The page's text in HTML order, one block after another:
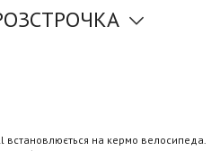
встановлюється на кермо велосипеда.